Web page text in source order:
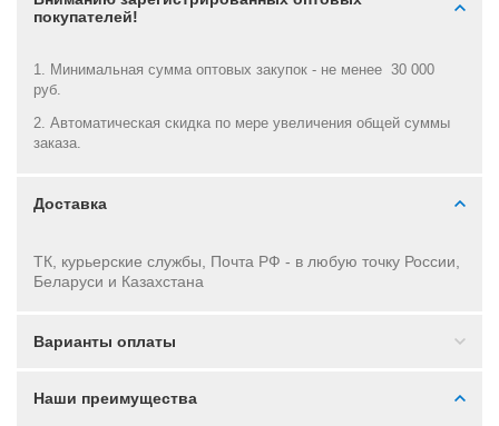
покупателей!
1. Минимальная сумма оптовых закупок - не менее 30 000
руб.
2. Автоматическая скидка по мере увеличения общей суммы
заказа.
Доставка
ТК, курьерские службы, Почта РФ - в любую точку России,
Беларуси и Казахстана
Варианты оплаты
Наши преимущества